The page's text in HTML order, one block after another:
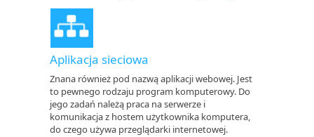
Aplikacja sieciowa
Znana również pod nazwą aplikacji webowej. Jest
to pewnego rodzaju program komputerowy. Do
jego zadań należą praca na serwerze i
komunikacja z hostem użytkownika komputera,
do czego używa przeglądarki internetowej.